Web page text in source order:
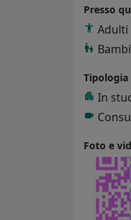
Presso
Adulti
In
Foto e